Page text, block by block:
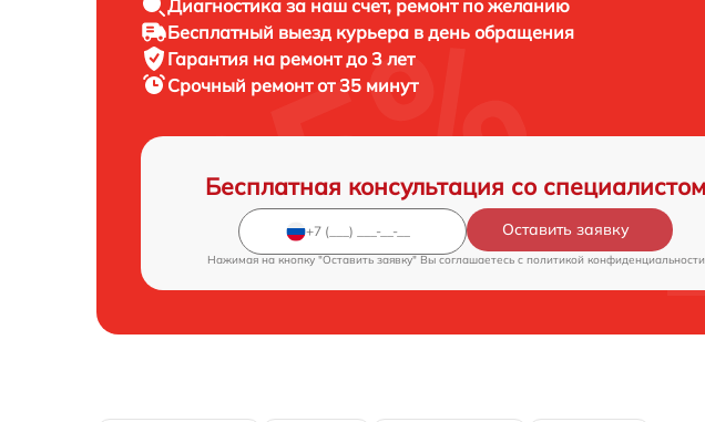
Диагностика за наш счет, ремонт по желанию
Бесплатный выезд курьера в день обращения
Гарантия на ремонт до 3 лет
Срочный ремонт от 35 минут
Бесплатная консультация со специалистом
Оставить заявку
Нажимая на кнопку "Оставить заявку" Вы соглашаетесь c политикой конфиденциальности